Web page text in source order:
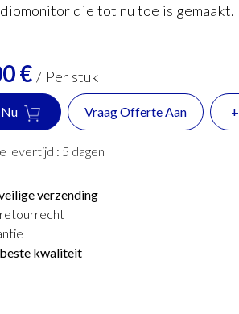
die tot nu toe is gemaakt.
€ / Per stuk
Vraag Offerte Aan +
levertijd : 5 dagen
verzending
retourrecht
beste kwaliteit